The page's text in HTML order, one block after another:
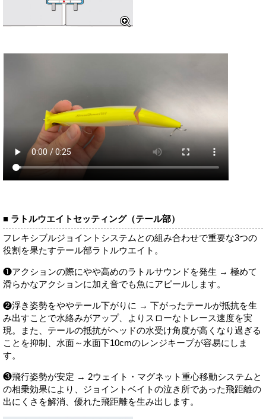
■ ラトルウエイトセッティング（テール部）
フレキシブルジョイントシステムとの組み合わせで重要な3つの
役割を果たすテール部ラトルウエイト。
❶アクションの際にやや高めのラトルサウンドを発生 → 極めて
滑らかなアクションに加え音でも魚にアピールします。
❷浮き姿勢をややテール下がりに → 下がったテールが抵抗を生
み出すことで水絡みがアップ、よりスローなトレース速度を実
現。また、テールの抵抗がヘッドの水受け角度が高くなり過ぎる
ことを抑制、水面～水面下10cmのレンジキープが容易にしま
す。
❸飛行姿勢が安定 → 2ウェイト・マグネット重心移動システムと
の相乗効果により、ジョイントベイトの泣き所であった飛距離の
出にくさを解消、優れた飛距離を生み出します。